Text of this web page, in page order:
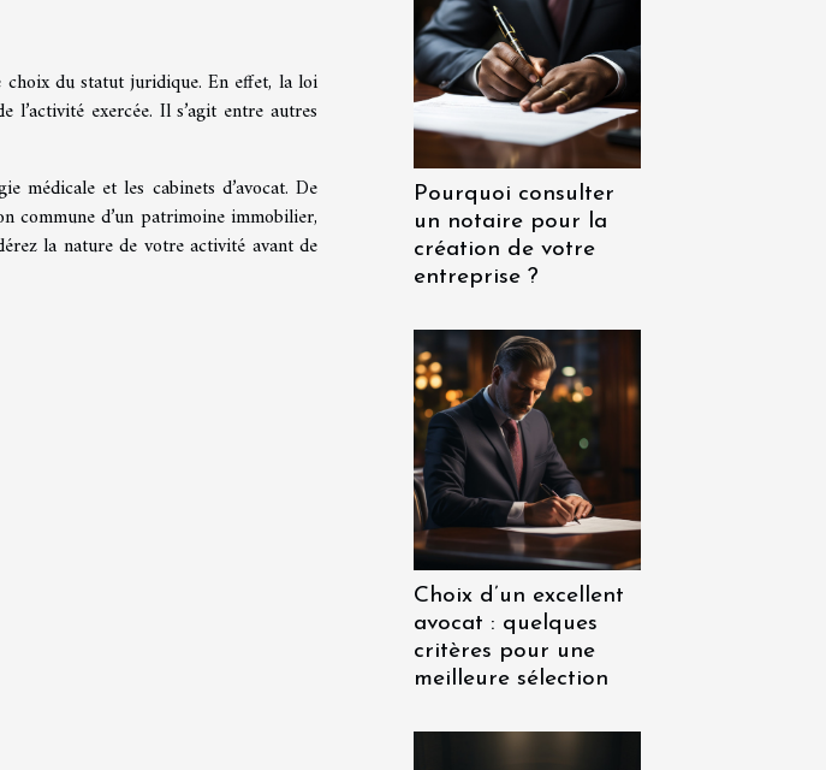
choix du statut juridique. En effet, la loi
exercée. Il s’agit entre autres
médicale et les cabinets d’avocat. De
commune d’un patrimoine immobilier,
la nature de votre activité avant de
Pourquoi consulter
un notaire pour la
création de votre
entreprise ?
Choix d’un excellent
avocat : quelques
critères pour une
meilleure sélection